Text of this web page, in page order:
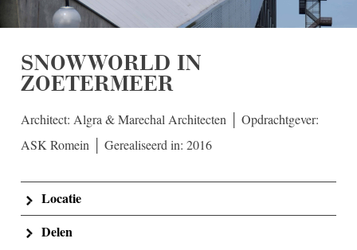
SNOWWORLD IN
ZOETERMEER
Architect: Algra & Marechal Architecten │ Opdrachtgever:
ASK Romein │ Gerealiseerd in: 2016
Locatie
Delen